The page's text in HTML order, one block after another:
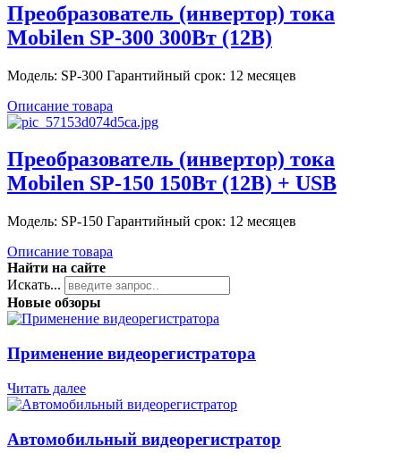
Преобразователь (инвертор) тока
Mobilen SP-300 300Вт (12В)
Модель: SP-300 Гарантийный срок: 12 месяцев
Описание товара
Преобразователь (инвертор) тока
Mobilen SP-150 150Вт (12В) + USB
Модель: SP-150 Гарантийный срок: 12 месяцев
Описание товара
Найти на сайте
Искать...
Новые обзоры
Применение видеорегистратора
Читать далее
Автомобильный видеорегистратор